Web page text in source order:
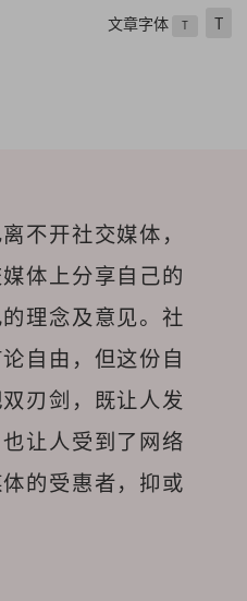
文章字体 T T
不开社交媒体，
体上分享自己的
理念及意见。社
自由，但这份自
刃剑，既让人发
让人受到了网络
的受惠者，抑或